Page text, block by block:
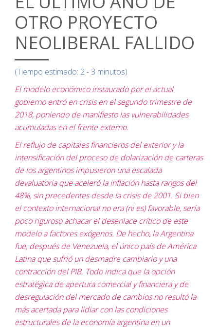
OTRO PROYECTO
NEOLIBERAL FALLIDO
(Tiempo estimado: 2 - 3 minutos)
El modelo económico instaurado por el actual
gobierno entró en crisis en el segundo trimestre de
2018, poniendo de manifiesto las vulnerabilidades
acumuladas en el frente externo.
El reflujo de capitales financieros del exterior y la
intensificación del proceso de dolarización de carteras
de los argentinos impusieron una escalada
devaluatoria que aceleró la inflación hasta rangos del
48%, sin precedentes desde la crisis de 2001. Si bien
el contexto internacional no era (ni es) favorable, sería
poco riguroso achacar el desenlace crítico de este
modelo a factores exógenos. De hecho, la Argentina
fue, después de Venezuela, el único país de América
Latina que sufrió un desmadre cambiario y una
contracción del PIB. Todo indica que la opción
estratégica de apertura comercial y financiera y de
desregulación del mercado de cambios no resultó la
más acertada para lidiar con las condiciones
estructurales de la economía argentina en un